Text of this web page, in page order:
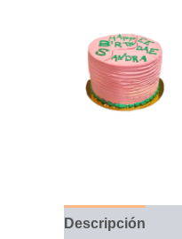
Descripción